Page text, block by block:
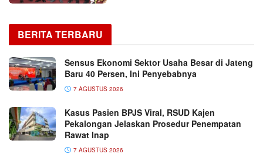
BERITA TERBARU
Sensus Ekonomi Sektor Usaha Besar di Jateng
Baru 40 Persen, Ini Penyebabnya
7 AGUSTUS 2026
Kasus Pasien BPJS Viral, RSUD Kajen
Pekalongan Jelaskan Prosedur Penempatan
Rawat Inap
7 AGUSTUS 2026